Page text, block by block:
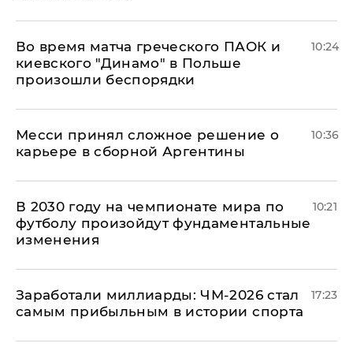
Во время матча греческого ПАОК и
киевского "Динамо" в Польше
произошли беспорядки
10:24
Месси принял сложное решение о
карьере в сборной Аргентины
10:36
В 2030 году на чемпионате мира по
футболу произойдут фундаментальные
изменения
10:21
Заработали миллиарды: ЧМ-2026 стал
самым прибыльным в истории спорта
17:23